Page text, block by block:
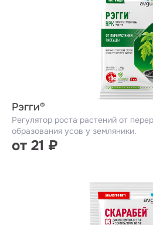
Рэгги®
Регулятор роста растений от
образования усов у земляники.
от 21 ₽